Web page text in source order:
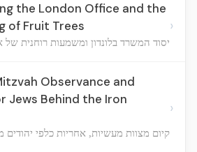
the London Office and the
of Fruit Trees
יסוד המשרד בלונדון ומשמעות רוחנית של
›
Observance and
Jews Behind the Iron
קיום מצוות מעשיות, אחריות כלפי
›